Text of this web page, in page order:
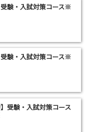
受験・入試対策コース※
受験・入試対策コース※
】受験・入試対策コース